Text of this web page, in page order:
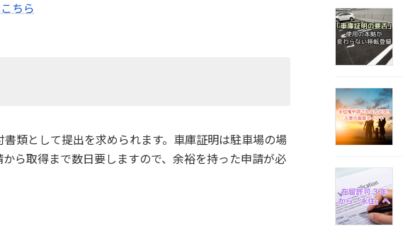
ちら
類として提出を求められます。車庫証明は駐車場の場
ら取得まで数日要しますので、余裕を持った申請が必